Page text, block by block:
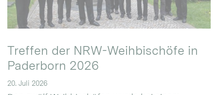
Treffen der NRW-Weihbischöfe in
Paderborn 2026
20. Juli 2026